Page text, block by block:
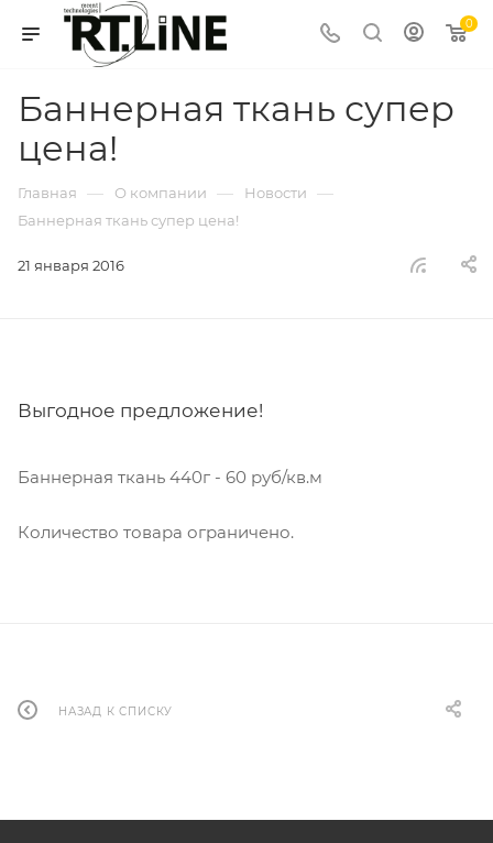
0
Баннерная ткань супер
цена!
Главная — О компании — Новости —
Баннерная ткань супер цена!
21 января 2016
Выгодное предложение!
Баннерная ткань 440г - 60 руб/кв.м
Количество товара ограничено.
НАЗАД К СПИСКУ